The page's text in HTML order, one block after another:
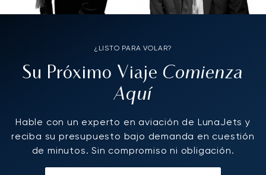
¿LISTO PARA VOLAR?
Su Próximo Viaje Comienza
Aquí
Hable con un experto en aviación de LunaJets y
reciba su presupuesto bajo demanda en cuestión
de minutos. Sin compromiso ni obligación.